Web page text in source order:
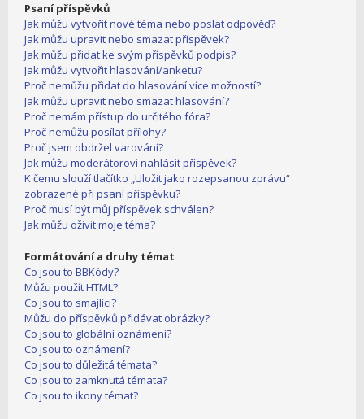
Psaní příspěvků
Jak můžu vytvořit nové téma nebo poslat odpověď?
Jak můžu upravit nebo smazat příspěvek?
Jak můžu přidat ke svým příspěvků podpis?
Jak můžu vytvořit hlasování/anketu?
Proč nemůžu přidat do hlasování více možností?
Jak můžu upravit nebo smazat hlasování?
Proč nemám přístup do určitého fóra?
Proč nemůžu posílat přílohy?
Proč jsem obdržel varování?
Jak můžu moderátorovi nahlásit příspěvek?
K čemu slouží tlačítko „Uložit jako rozepsanou zprávu“
zobrazené při psaní příspěvku?
Proč musí být můj příspěvek schválen?
Jak můžu oživit moje téma?
Formátování a druhy témat
Co jsou to BBKódy?
Můžu použít HTML?
Co jsou to smajlíci?
Můžu do příspěvků přidávat obrázky?
Co jsou to globální oznámení?
Co jsou to oznámení?
Co jsou to důležitá témata?
Co jsou to zamknutá témata?
Co jsou to ikony témat?